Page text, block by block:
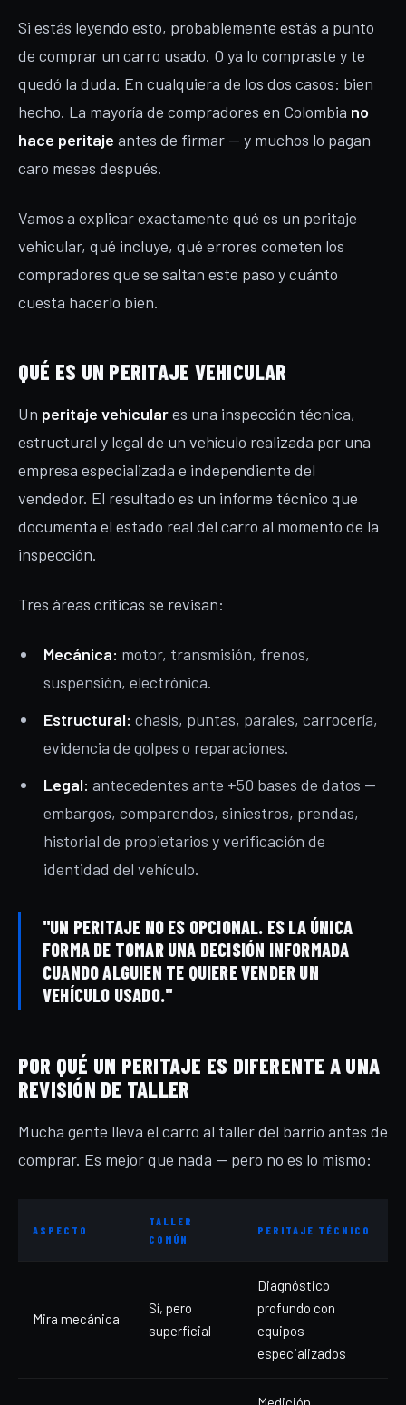
Si estás leyendo esto, probablemente estás a punto
de comprar un carro usado. O ya lo compraste y te
quedó la duda. En cualquiera de los dos casos: bien
hecho. La mayoría de compradores en Colombia no
hace peritaje antes de firmar — y muchos lo pagan
caro meses después.
Vamos a explicar exactamente qué es un peritaje
vehicular, qué incluye, qué errores cometen los
compradores que se saltan este paso y cuánto
cuesta hacerlo bien.
QUÉ ES UN PERITAJE VEHICULAR
Un peritaje vehiculares una inspección técnica,
estructural y legal de un vehículo realizada por una
empresa especializada e independiente del
vendedor. El resultado es un informe técnico que
documenta el estado real del carro al momento de la
inspección.
Tres áreas críticas se revisan:
Mecánica: motor, transmisión, frenos,
suspensión, electrónica.
Estructural: chasis, puntas, parales, carrocería,
evidencia de golpes o reparaciones.
Legal: antecedentes ante +50 bases de datos —
embargos, comparendos, siniestros, prendas,
historial de propietarios y verificación de
identidad del vehículo.
"UN PERITAJE NO ES OPCIONAL. ES LA ÚNICA
FORMA DE TOMAR UNA DECISIÓN INFORMADA
CUANDO ALGUIEN TE QUIERE VENDER UN
VEHÍCULO USADO."
POR QUÉ UN PERITAJE ES DIFERENTE A UNA
REVISIÓN DE TALLER
Mucha gente lleva el carro al taller del barrio antes de
comprar. Es mejor que nada — pero no es lo mismo:
ASPECTO
TALLER
COMÚN
PERITAJE TÉCNICO
Mira mecánica
Sí, pero
superficial
Diagnóstico
profundo con
equipos
especializados